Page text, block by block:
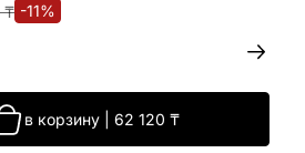
₸ -11%
в корзину| 62 120 ₸